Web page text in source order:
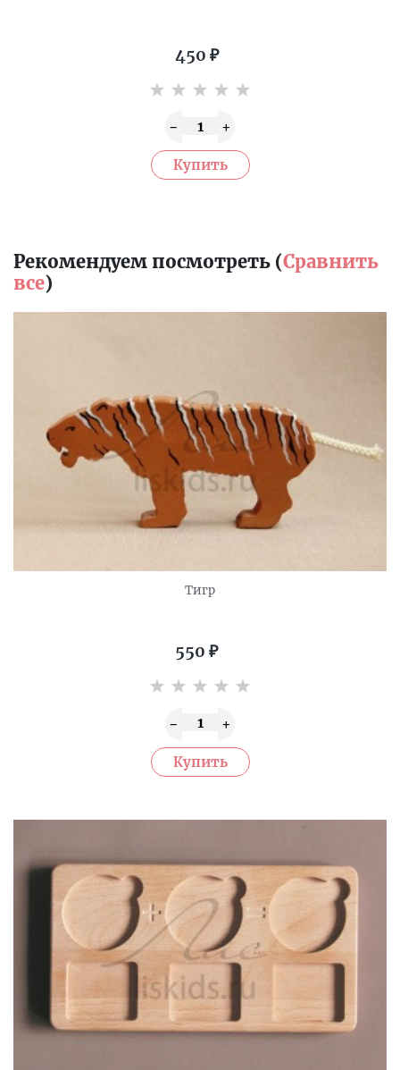
450 ₽
Рекомендуем посмотреть (Сравнить
все)
Тигр
550 ₽